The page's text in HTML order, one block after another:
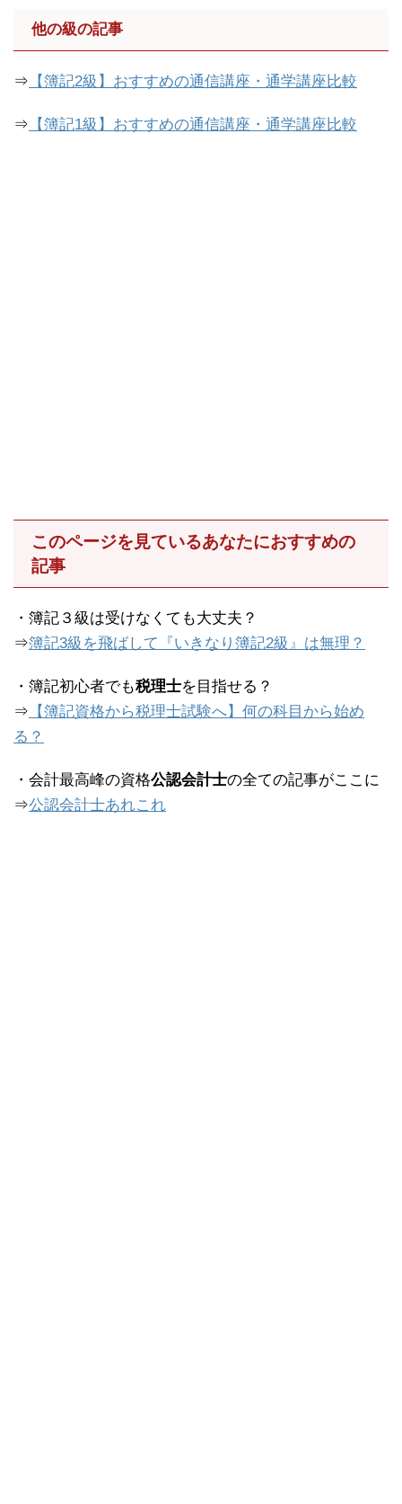
他の級の記事
⇒ 【簿記2級】おすすめの通信講座・通学講座比較
⇒ 【簿記1級】おすすめの通信講座・通学講座比較
このページを見ているあなたにおすすめの
記事
・簿記３級は受けなくても大丈夫？
⇒簿記3級を飛ばして『いきなり簿記2級』は無理？
・簿記初心者でも税理士を目指せる？
⇒ 【簿記資格から税理士試験へ】何の科目から始め
る？
・会計最高峰の資格公認会計士の全ての記事がここに
⇒公認会計士あれこれ